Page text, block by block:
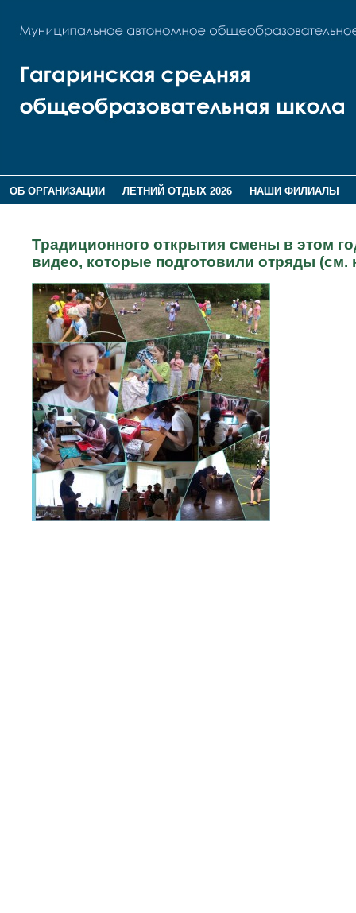
ОБ ОРГАНИЗАЦИИ ЛЕТНИЙ ОТДЫХ 2026
НАШИ ФИЛИАЛЫ
Традиционного открытия смены в этом
видео, которые подготовили отряды